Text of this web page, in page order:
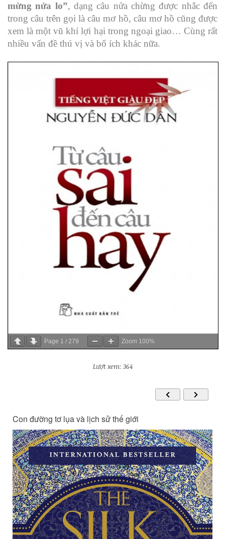
mừng nửa lo”, dạng câu nửa chừng được nhắc đến
trong câu trên gọi là câu mơ hồ, câu mơ hồ cũng được
xem là một vũ khí lợi hại trong ngoại giao… Cùng rất
nhiều vấn đề thú vị và bổ ích khác nữa.
Page 1 / 279 Zoom 100%
Lượt xem: 364
Con đường tơ lụa và lịch sử thế giới